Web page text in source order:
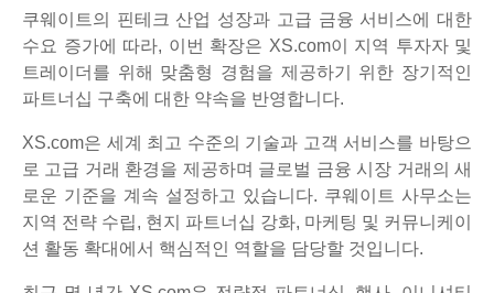
쿠웨이트의 핀테크 산업 성장과 고급 금융 서비스에 대한
수요 증가에 따라, 이번 확장은 XS.com이 지역 투자자 및
트레이더를 위해 맞춤형 경험을 제공하기 위한 장기적인
파트너십 구축에 대한 약속을 반영합니다.
XS.com은 세계 최고 수준의 기술과 고객 서비스를 바탕으
로 고급 거래 환경을 제공하며 글로벌 금융 시장 거래의 새
로운 기준을 계속 설정하고 있습니다. 쿠웨이트 사무소는
지역 전략 수립, 현지 파트너십 강화, 마케팅 및 커뮤니케이
션 활동 확대에서 핵심적인 역할을 담당할 것입니다.